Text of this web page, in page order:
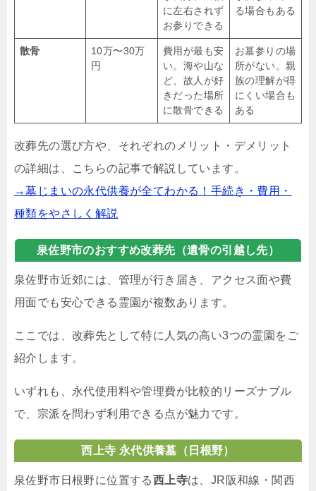
に左右されず
お参りできる
る場合もある
散骨
10万〜30万
円
費用が最も安
い。海や山な
ど、故人が好
きだった場所
に散骨できる
お墓参りの場
所がない。親
族の理解が得
にくい場合も
ある
改葬先の選び方や、それぞれのメリット・デメリット
の詳細は、こちらの記事で解説しています。
→墓じまいの永代供養が全てわかる！手続き・費用・
種類をやさしく解説
泉佐野市のおすすめ改葬先（遺骨の引越し先）
泉佐野市近郊には、管理が行き届き、アクセス面や費
用面でも安心できる霊園が複数あります。
ここでは、改葬先として特に人気の高い3つの霊園をご
紹介します。
いずれも、永代使用料や管理費が比較的リーズナブル
で、宗派を問わず利用できる点が魅力です。
西上寺 永代供養墓（日根野）
泉佐野市日根野に位置する西上寺は、JR阪和線・関西